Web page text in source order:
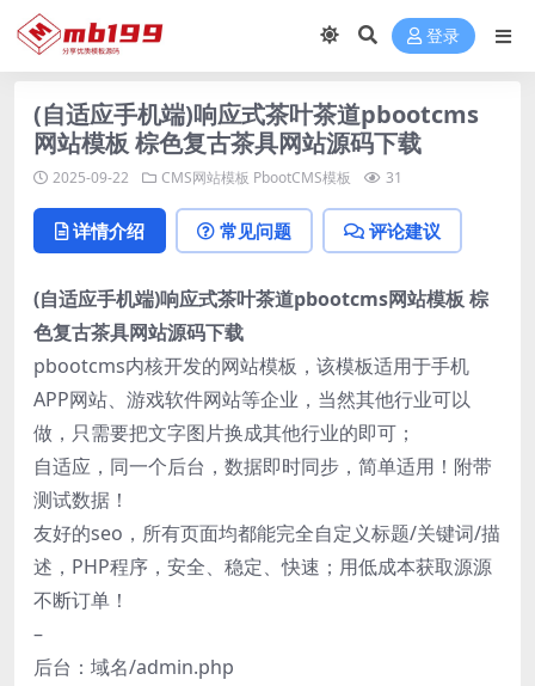
登录
(自适应手机端)响应式茶叶茶道pbootcms
网站模板 棕色复古茶具网站源码下载
2025-09-22 CMS网站模板 PbootCMS模板 31
详情介绍 常见问题 评论建议
(自适应手机端)响应式茶叶茶道pbootcms网站模板 棕
色复古茶具网站源码下载
pbootcms内核开发的网站模板，该模板适用于手机
APP网站、游戏软件网站等企业，当然其他行业可以
做，只需要把文字图片换成其他行业的即可；
自适应，同一个后台，数据即时同步，简单适用！附带
测试数据！
友好的seo，所有页面均都能完全自定义标题/关键词/描
述，PHP程序，安全、稳定、快速；用低成本获取源源
不断订单！
–
后台：域名/admin.php